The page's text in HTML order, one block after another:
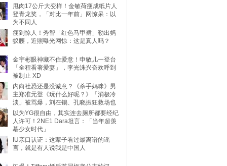
甩肉17公斤大变样！金敏荷瘦成纸片人
登青龙奖，「对比一年前」网惊呆：以
为不同人
瘦到惊人！秀智「红色马甲裙」勒出蚂
蚁腰，近照曝光网惊：这是真人吗？
金宇彬眼神藏不住爱意！申敏儿一登台
「全程看著爱妻」，李光洙兴奋欢呼到
被制止 XD
内向社恐还是没诚意？《杀手妈咪》男
主郑准元登《玩什么好呢？》「消极冷
淡」被骂爆，刘在锡、孔晓振狂救场也
动
以为YG很自由，其实连去厕所都要经纪
人许可！2NE1 Dara坦言：「当年超羡
慕少女时代」
IU亲口认证：这辈子看过最离谱的谣
言，就是有人说我是中国人